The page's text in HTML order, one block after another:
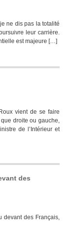
ne dis pas la totalité
leur carrière.
est majeure […]
vient de se faire
droite ou gauche,
de l’Intérieur et
des
devant des Français,